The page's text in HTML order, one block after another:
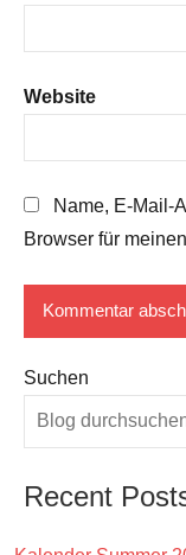
Website
Name, E-Mail-
Browser für
Suchen
Recent